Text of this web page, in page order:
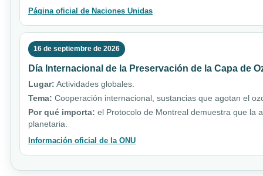
Página oficial de Naciones Unidas
16 de septiembre de 2026
Día Internacional de la Preservación de la Capa de
Lugar: Actividades globales.
Tema: Cooperación internacional, sustancias que agotan el
Por qué importa: el Protocolo de Montreal demuestra que la
planetaria.
Información oficial de la ONU